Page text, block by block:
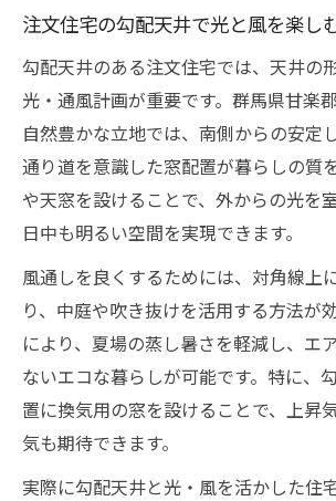
注文住宅の勾配天井で光と風を楽し
勾配天井のある注文住宅では、天井の
光・通風計画が重要です。群馬県甘楽
自然豊かな立地では、南側からの安定
通り道を意識した窓配置が暮らしの質
や天窓を設けることで、外からの光を
日中も明るい空間を実現できます。
風通しを良くするためには、対角線上
り、中庭や吹き抜けを活用する方法が
により、夏場の蒸し暑さを軽減し、エ
ないエコな暮らしが可能です。特に、
置に換気用の窓を設けることで、上昇
気も期待できます。
実際に勾配天井と光・風を活かした住